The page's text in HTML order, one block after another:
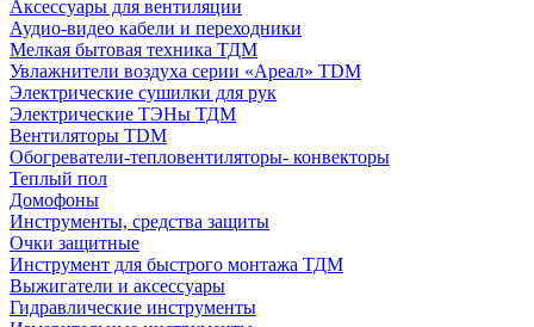
Аксессуары для вентиляции
Аудио-видео кабели и переходники
Мелкая бытовая техника ТДМ
Увлажнители воздуха серии «Ареал» TDM
Электрические сушилки для рук
Электрические ТЭНы ТДМ
Вентиляторы TDM
Обогреватели-тепловентиляторы- конвекторы
Теплый пол
Домофоны
Инструменты, средства защиты
Очки защитные
Инструмент для быстрого монтажа ТДМ
Выжигатели и аксессуары
Гидравлические инструменты